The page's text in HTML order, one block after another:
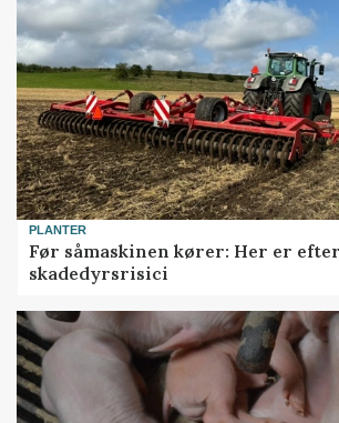
PLANTER
Før såmaskinen kører: Her er
skadedyrsrisici